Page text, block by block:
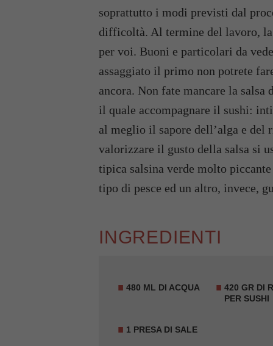
soprattutto i modi previsti dal
difficoltà. Al termine del lavoro,
per voi. Buoni e particolari da
assaggiato il primo non potrete
ancora. Non fate mancare la
il quale accompagnare il sushi:
al meglio il sapore dell’alga e del
valorizzare il gusto della salsa si
tipica salsina verde molto
tipo di pesce ed un altro, invece,
INGREDIENTI
480 ML DI ACQUA
420 GR DI
PER SUSHI
1 PRESA DI SALE